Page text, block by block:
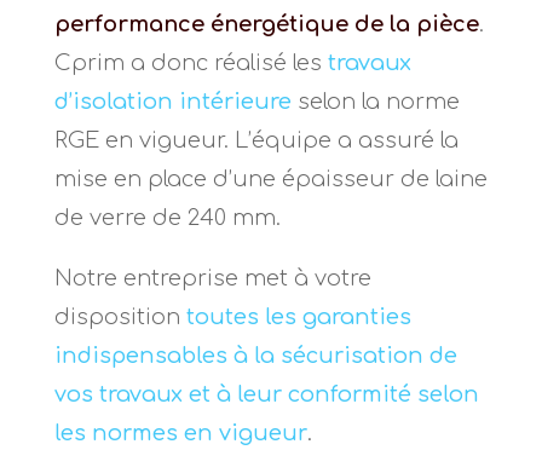
performance énergétique de la pièce.
Cprim a donc réalisé les travaux
d’isolation intérieure selon la norme
RGE en vigueur. L’équipe a assuré la
mise en place d’une épaisseur de laine
de verre de 240 mm.
Notre entreprise met à votre
disposition toutes les garanties
indispensables à la sécurisation de
vos travaux et à leur conformité selon
les normes en vigueur.